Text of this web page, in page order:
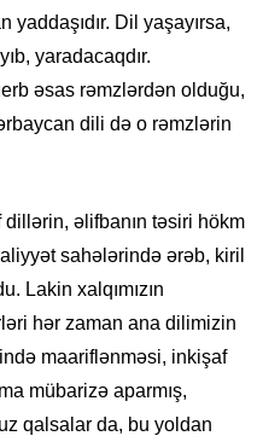
Dil yaşayırsa,
yaradacaqdır.
əsas rəmzlərdən olduğu,
dili də o rəmzlərin
əlifbanın təsiri hökm
sahələrində ərəb, kiril
Lakin xalqımızın
hər zaman ana dilimizin
maariflənməsi, inkişaf
mübarizə aparmış,
qalsalar da, bu yoldan